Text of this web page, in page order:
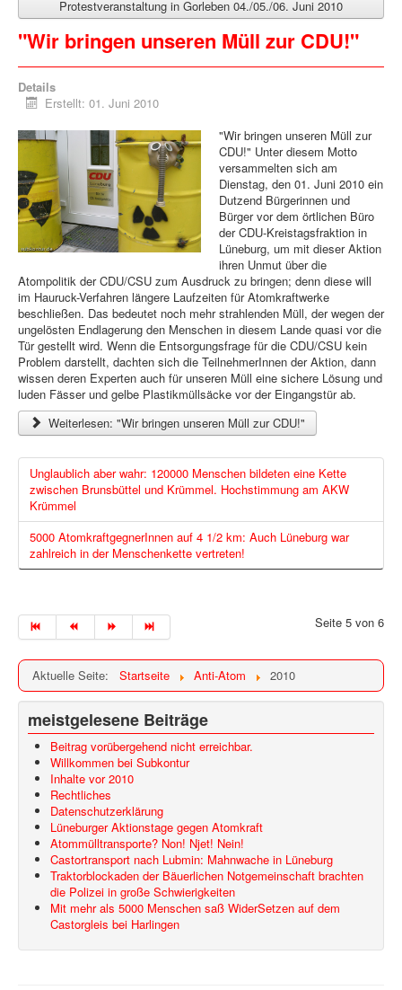
Protestveranstaltung in Gorleben 04./05./06. Juni 2010
"Wir bringen unseren Müll zur CDU!"
Details
Erstellt: 01. Juni 2010
"Wir bringen unseren Müll zur
CDU!" Unter diesem Motto
versammelten sich am
Dienstag, den 01. Juni 2010 ein
Dutzend Bürgerinnen und
Bürger vor dem örtlichen Büro
der CDU-Kreistagsfraktion in
Lüneburg, um mit dieser Aktion
ihren Unmut über die
Atompolitik der CDU/CSU zum Ausdruck zu bringen; denn diese will
im Hauruck-Verfahren längere Laufzeiten für Atomkraftwerke
beschließen. Das bedeutet noch mehr strahlenden Müll, der wegen der
ungelösten Endlagerung den Menschen in diesem Lande quasi vor die
Tür gestellt wird. Wenn die Entsorgungsfrage für die CDU/CSU kein
Problem darstellt, dachten sich die TeilnehmerInnen der Aktion, dann
wissen deren Experten auch für unseren Müll eine sichere Lösung und
luden Fässer und gelbe Plastikmüllsäcke vor der Eingangstür ab.
Weiterlesen: "Wir bringen unseren Müll zur CDU!"
Unglaublich aber wahr: 120000 Menschen bildeten eine Kette
zwischen Brunsbüttel und Krümmel. Hochstimmung am AKW
Krümmel
5000 AtomkraftgegnerInnen auf 4 1/2 km: Auch Lüneburg war
zahlreich in der Menschenkette vertreten!
Seite 5 von 6
Aktuelle Seite: Startseite Anti-Atom 2010
meistgelesene Beiträge
Beitrag vorübergehend nicht erreichbar.
Willkommen bei Subkontur
Inhalte vor 2010
Rechtliches
Datenschutzerklärung
Lüneburger Aktionstage gegen Atomkraft
Atommülltransporte? Non! Njet! Nein!
Castortransport nach Lubmin: Mahnwache in Lüneburg
Traktorblockaden der Bäuerlichen Notgemeinschaft brachten
die Polizei in große Schwierigkeiten
Mit mehr als 5000 Menschen saß WiderSetzen auf dem
Castorgleis bei Harlingen